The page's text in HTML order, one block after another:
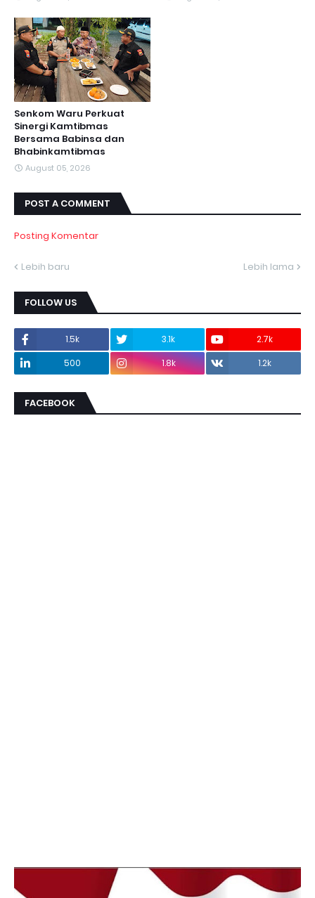
Senkom Waru Perkuat
Sinergi Kamtibmas
Bersama Babinsa dan
Bhabinkamtibmas
August 05, 2026
POST A COMMENT
Posting Komentar
Lebih baru Lebih lama
FOLLOW US
1.5k 3.1k
2.7k
500
1.8k 1.2k
FACEBOOK